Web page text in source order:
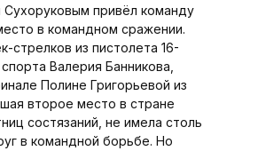
привёл команду
в командном сражении.
стрелков из пистолета 16-
Валерия Банникова,
Полине Григорьевой из
второе место в стране
состязаний, не имела столь
в командной борьбе. Но